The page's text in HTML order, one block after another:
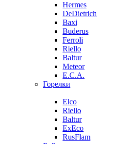
Hermes
DeDietrich
Baxi
Buderus
Ferroli
Riello
Baltur
Meteor
E.C.A.
Горелки
Elco
Riello
Baltur
ExEco
RusFlam